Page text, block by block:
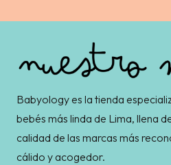
Babyology es la tienda
bebés más linda de Lima, llena
calidad de las marcas más
cálido y acogedor.